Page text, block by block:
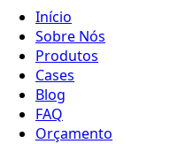
Início
Sobre Nós
Produtos
Cases
Blog
FAQ
Orçamento